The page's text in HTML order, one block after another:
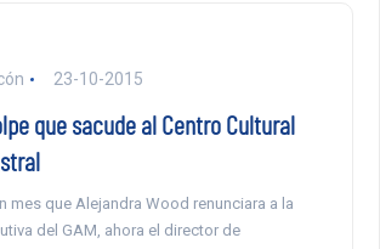
23-10-2015
que sacude al Centro Cultural
mes que Alejandra Wood renunciara a la
del GAM, ahora el director de